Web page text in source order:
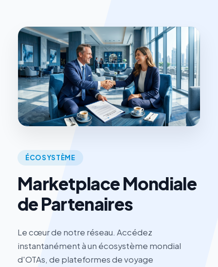
ÉCOSYSTÈME
Marketplace Mondiale
de Partenaires
Le cœur de notre réseau. Accédez
instantanément à un écosystème mondial
d'OTAs, de plateformes de voyage